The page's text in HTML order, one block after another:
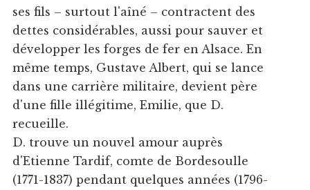
ses fils – surtout l'aîné – contractent des
dettes considérables, aussi pour sauver et
développer les forges de fer en Alsace. En
même temps, Gustave Albert, qui se lance
dans une carrière militaire, devient père
d'une fille illégitime, Emilie, que D.
recueille.
D. trouve un nouvel amour auprès
d'Etienne Tardif, comte de Bordesoulle
(1771-1837) pendant quelques années (1796-